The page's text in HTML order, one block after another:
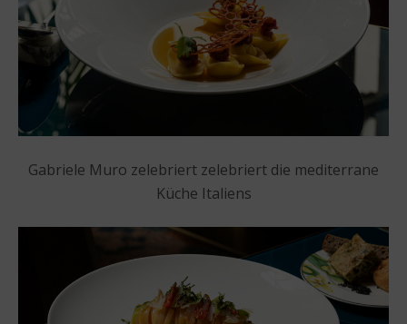
Gabriele Muro zelebriert zelebriert die mediterrane
Küche Italiens